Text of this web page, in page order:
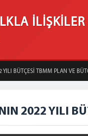
İLİŞKİLER
YILI BÜTÇESİ TBMM PLAN VE
2022 YILI